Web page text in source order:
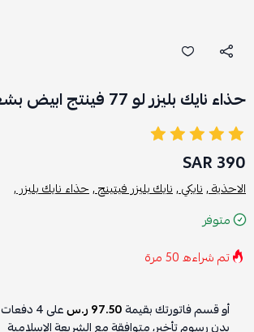
حذاء نايك بليزر لو 77 فينتج ابيض بشعار اسود
390 SAR
الاحذية ,نايكي ,نايك بليزر فيتينج ,حذاء نايك بليزر ,
متوفر
تم شراءه50مرة
أو قسم فاتورتك بقيمة97.50 ر.س على4دفعات
بدون رسوم تأخير، متوافقة مع الشريعة الإسلامية